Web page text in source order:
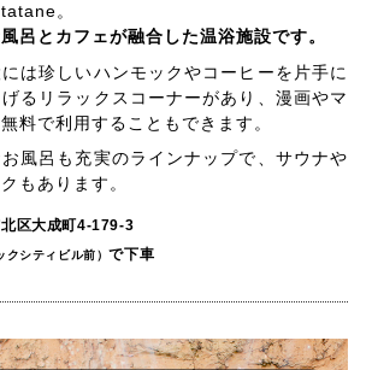
。
呂とカフェが融合した温浴施設です。
は珍しいハンモックやコーヒーを片手に
るリラックスコーナーがあり、漫画やマ
料で利用することもできます。
風呂も充実のラインナップで、サウナや
もあります。
区大成町4-179-3
クシティビル前）で下車